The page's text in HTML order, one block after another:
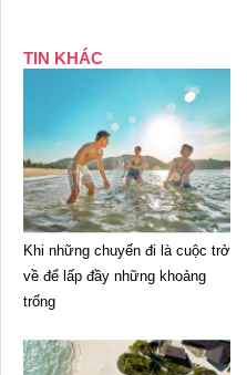
TIN KHÁC
Khi những chuyến đi là cuộc trở
về để lấp đầy những khoảng
trống